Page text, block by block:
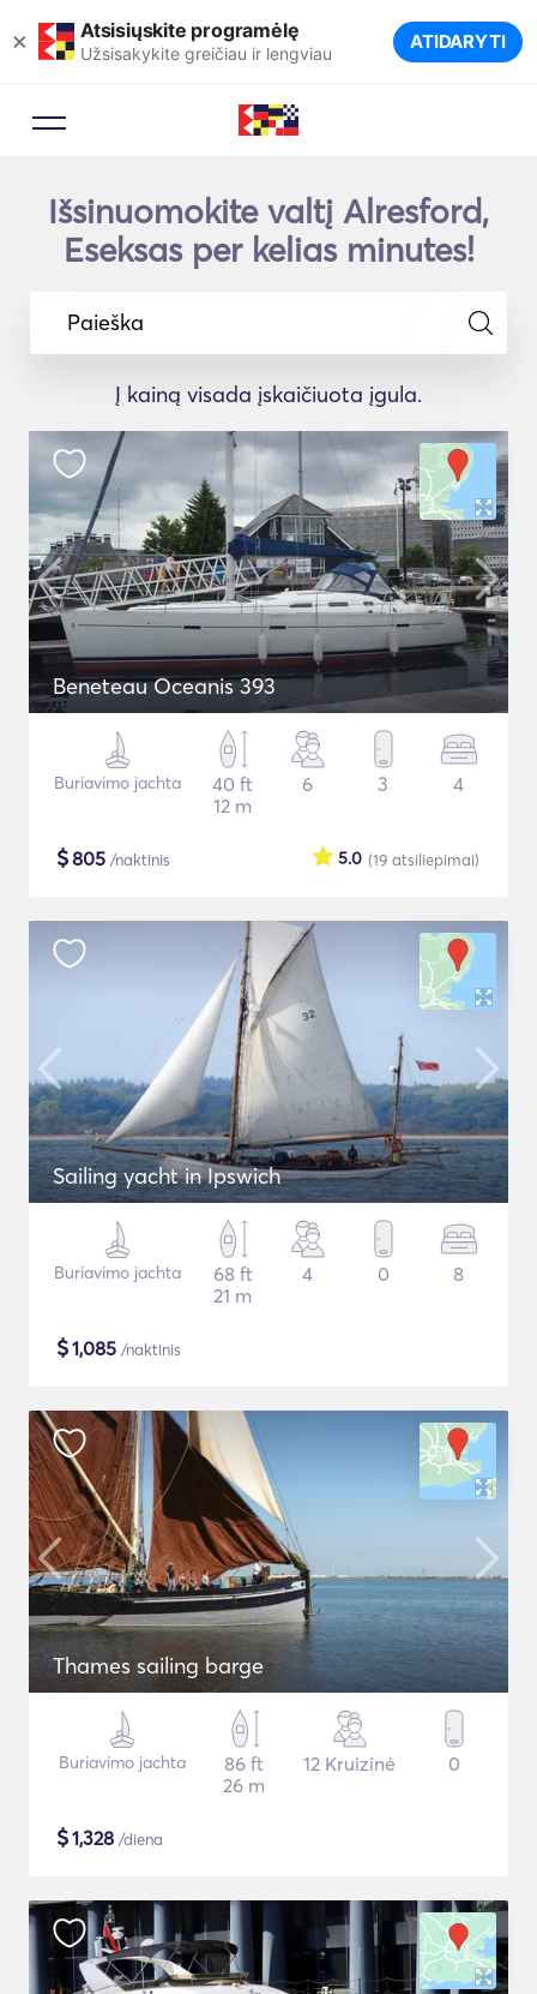
× Atsisiųskite programėlę
Užsisakykite greičiau ir lengviau ATIDARYTI
Išsinuomokite valtį Alresford,
Eseksas per kelias minutes!
Paieška
Į kainą visada įskaičiuota įgula.
Beneteau Oceanis 393
Buriavimo jachta
40 ft
12 m
6 3 4
$805 /naktinis (19 atsiliepimai)
5.0
Sailing yacht in Ipswich
Buriavimo jachta
68 ft
21 m
4 0 8
$1,085 /naktinis
Thames sailing barge
Buriavimo jachta
86 ft
26 m
12 Kruizinė 0
$1,328 /diena